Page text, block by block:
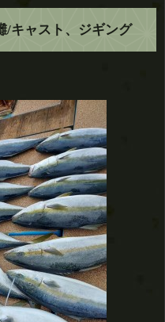
/キャスト、ジギング